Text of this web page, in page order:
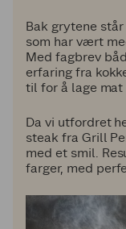
Bak grytene står
som har vært
Med fagbrev
erfaring fra
til for å lage mat
Da vi utfordret
steak fra Grill
med et smil.
farger, med